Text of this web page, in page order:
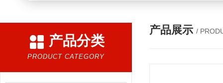
产品分类
PRODUCT CATEGORY
产品展示 /